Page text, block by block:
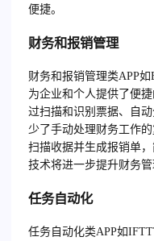
便捷。
财务和报销管理
财务和报销管理类APP如
为企业和个人提供了便
过扫描和识别票据、自
少了手动处理财务工作
扫描收据并生成报销单
技术将进一步提升财务管
任务自动化
任务自动化类APP如